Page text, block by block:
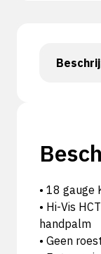
• 18 gauge
• Hi-Vis
handpalm
• Geen